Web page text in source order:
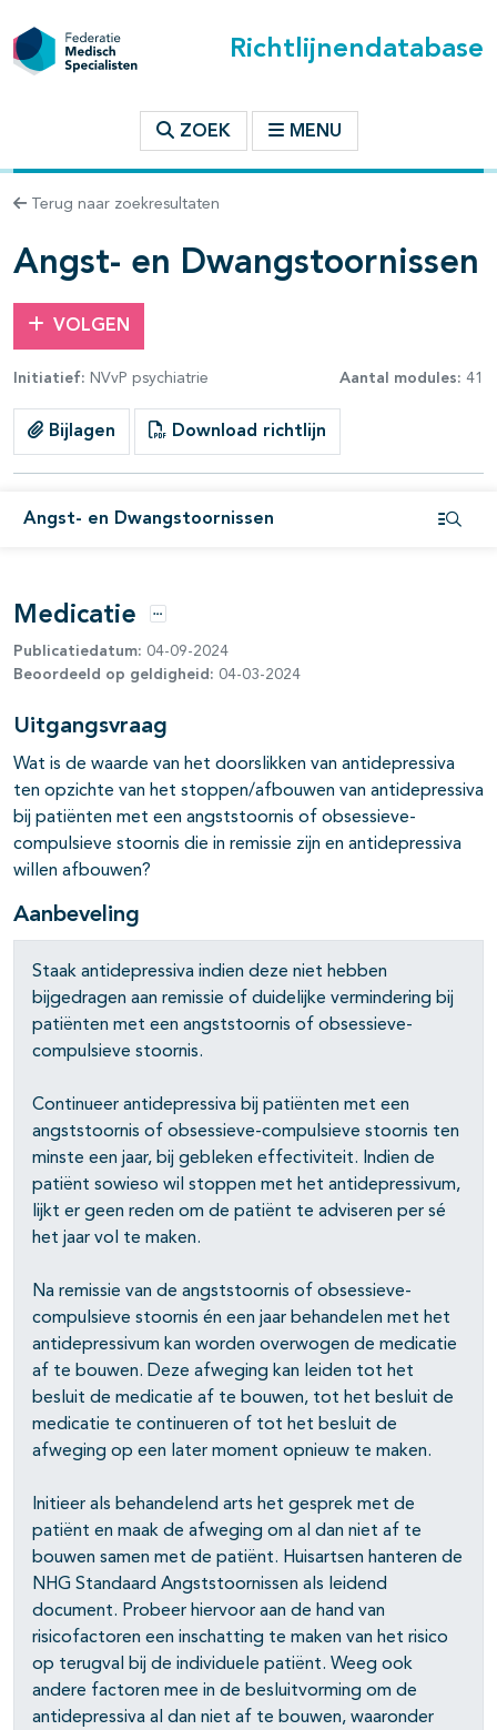
Richtlijnendatabase
ZOEK MENU
Terug naar zoekresultaten
Angst- en Dwangstoornissen
VOLGEN
Initiatief: NVvP psychiatrie Aantal modules: 41
Bijlagen Download richtlijn
Angst- en Dwangstoornissen
binnen deze richtlijn
open- en dichtklappen
open- en dichtklappen
open- en dichtklappen
open- en dichtklappen
Medicatie Opties
Publicatiedatum: 04-09-2024
Beoordeeld op geldigheid: 04-03-2024
Uitgangsvraag
Wat is de waarde van het doorslikken van antidepressiva
ten opzichte van het stoppen/afbouwen van antidepressiva
bij patiënten met een angststoornis of obsessieve-
compulsieve stoornis die in remissie zijn en antidepressiva
willen afbouwen?
Aanbeveling
Staak antidepressiva indien deze niet hebben
bijgedragen aan remissie of duidelijke vermindering bij
patiënten met een angststoornis of obsessieve-
compulsieve stoornis.
Continueer antidepressiva bij patiënten met een
angststoornis of obsessieve-compulsieve stoornis ten
minste een jaar, bij gebleken effectiviteit. Indien de
patiënt sowieso wil stoppen met het antidepressivum,
lijkt er geen reden om de patiënt te adviseren per sé
het jaar vol te maken.
Na remissie van de angststoornis of obsessieve-
compulsieve stoornis én een jaar behandelen met het
antidepressivum kan worden overwogen de medicatie
af te bouwen. Deze afweging kan leiden tot het
besluit de medicatie af te bouwen, tot het besluit de
medicatie te continueren of tot het besluit de
afweging op een later moment opnieuw te maken.
Initieer als behandelend arts het gesprek met de
patiënt en maak de afweging om al dan niet af te
bouwen samen met de patiënt. Huisartsen hanteren de
NHG Standaard Angststoornissen als leidend
document. Probeer hiervoor aan de hand van
risicofactoren een inschatting te maken van het risico
op terugval bij de individuele patiënt. Weeg ook
andere factoren mee in de besluitvorming om de
antidepressiva al dan niet af te bouwen, waaronder